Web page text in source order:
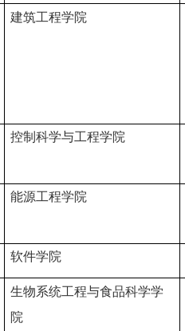
建筑工程学院
控制科学与工程学院
能源工程学院
软件学院
生物系统工程与食品科学学
院